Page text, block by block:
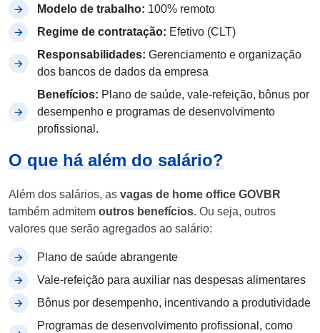
Modelo de trabalho: 100% remoto
Regime de contratação: Efetivo (CLT)
Responsabilidades: Gerenciamento e organização
dos bancos de dados da empresa
Benefícios: Plano de saúde, vale-refeição, bônus por
desempenho e programas de desenvolvimento
profissional. ​
O que há além do salário?
Além dos salários, as vagas de home office GOVBR
também admitem outros benefícios. Ou seja, outros
valores que serão agregados ao salário:
Plano de saúde abrangente
Vale-refeição para auxiliar nas despesas alimentares
Bônus por desempenho, incentivando a produtividade
Programas de desenvolvimento profissional, como